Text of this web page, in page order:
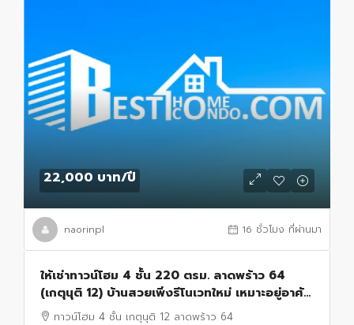
22,000 บาท/ปี
naorinpl 16 ชั่วโมง ที่ผ่านมา
ให้เช่าทาวน์โฮม 4 ชั้น 220 ตรม. ลาดพร้าว 64
(เกตุนุติ 12) บ้านสวยเพิ่งรีโนเวทใหม่ เหมาะอยู่อาศัย
หรือทำโฮมออฟฟิศ
ทาวน์โฮม 4 ชั้น เกตุนุติ 12 ลาดพร้าว 64